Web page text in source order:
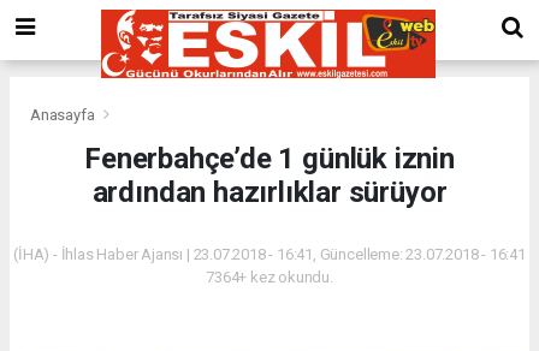
Anasayfa
Fenerbahçe’de 1 günlük iznin
ardından hazırlıklar sürüyor
(İHA) - İhlas Haber Ajansı | 23.07.2018 - 16:41, Güncelleme: 23.07.2018 - 16:41
7364+ kez okundu.